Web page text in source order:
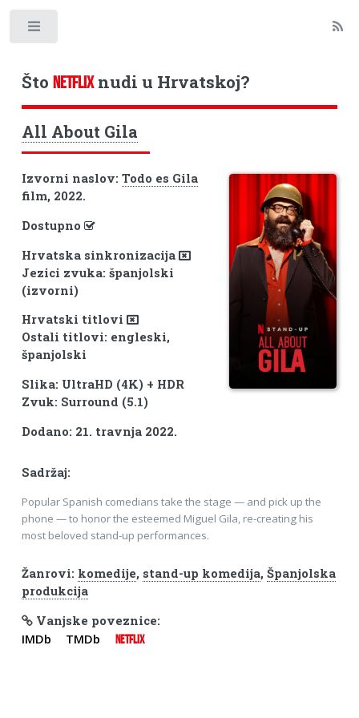
Što NETFLIXnudi u Hrvatskoj?
All About Gila
Izvorni naslov: Todo es Gila
film, 2022.
Dostupno
Hrvatska sinkronizacija
Jezici zvuka: španjolski
(izvorni)
Hrvatski titlovi
Ostali titlovi: engleski,
španjolski
Slika: UltraHD (4K) + HDR
Zvuk: Surround (5.1)
Dodano: 21. travnja 2022.
Sadržaj:
Popular Spanish comedians take the stage — and pick up the
phone — to honor the esteemed Miguel Gila, re-creating his
most beloved stand-up performances.
Žanrovi: komedije, stand-up komedija, Španjolska
produkcija
Vanjske poveznice:
IMDb TMDb NETFLIX